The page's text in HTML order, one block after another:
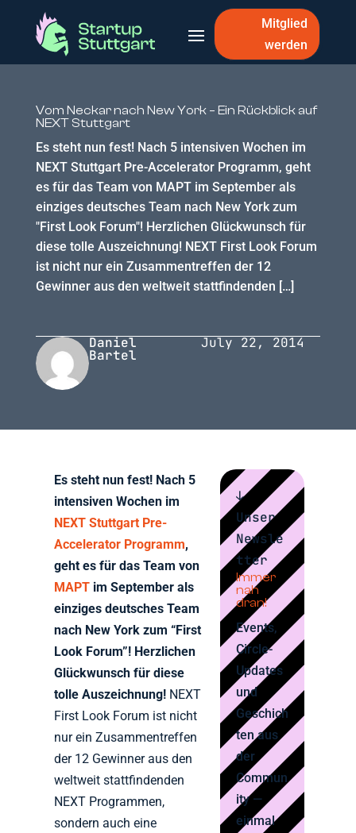
Mitglied
werden
Vom Neckar nach New York – Ein Rückblick auf
NEXT Stuttgart
Es steht nun fest! Nach 5 intensiven Wochen im
NEXT Stuttgart Pre-Accelerator Programm, geht
es für das Team von MAPT im September als
einziges deutsches Team nach New York zum
"First Look Forum"! Herzlichen Glückwunsch für
diese tolle Auszeichnung! NEXT First Look Forum
ist nicht nur ein Zusammentreffen der 12
Gewinner aus den weltweit stattfindenden […]
Daniel
Bartel
July 22, 2014
Es steht nun fest! Nach 5
intensiven Wochen im
NEXT Stuttgart Pre-
Accelerator Programm,
geht es für das Team von
MAPT im September als
einziges deutsches Team
nach New York zum “First
Look Forum”! Herzlichen
Glückwunsch für diese
tolle Auszeichnung! NEXT
First Look Forum ist nicht
nur ein Zusammentreffen
der 12 Gewinner aus den
weltweit stattfindenden
NEXT Programmen,
sondern auch eine
↓
Unser
Newsle
tter
Immer
nah
dran!
Events,
Circle-
Updates
und
Geschich
ten aus
der
Commun
ity —
einmal